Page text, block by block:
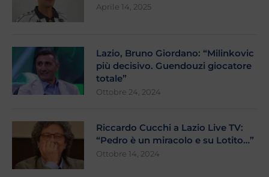
Aprile 14, 2025
Lazio, Bruno Giordano: “Milinkovic
più decisivo. Guendouzi giocatore
totale”
Ottobre 24, 2024
Riccardo Cucchi a Lazio Live TV:
“Pedro è un miracolo e su Lotito…”
Ottobre 14, 2024